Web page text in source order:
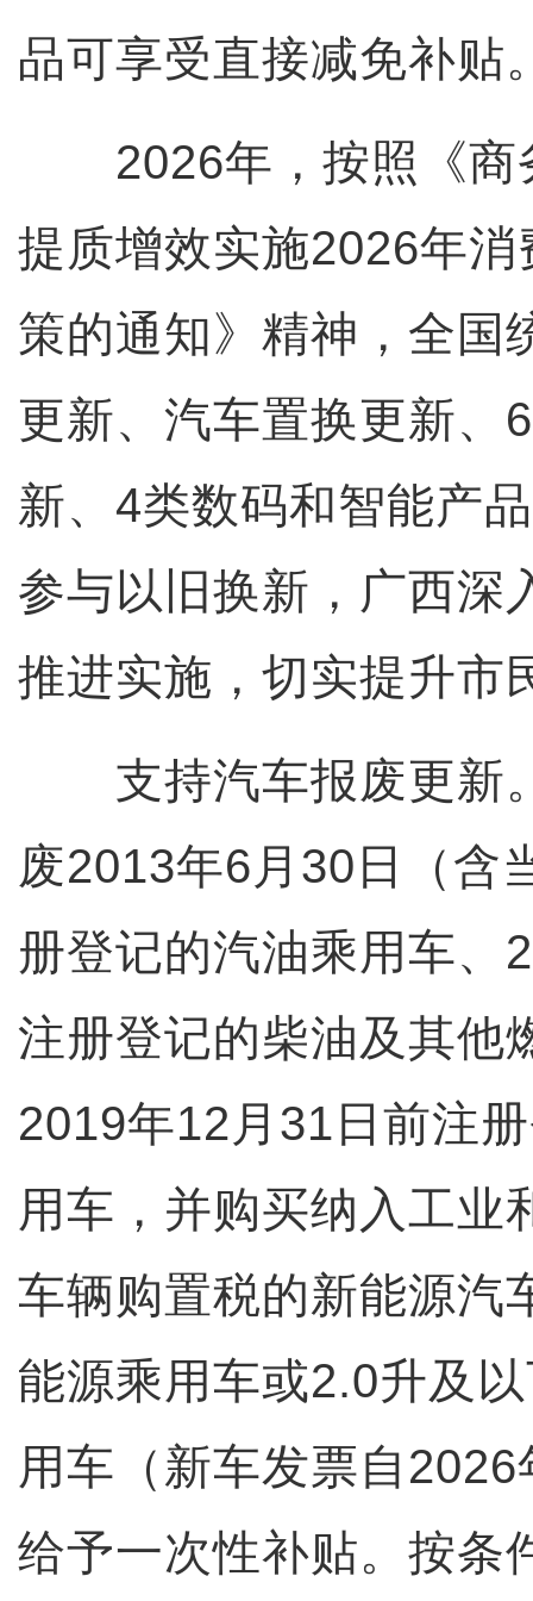
品可享受直接减免补贴
2026年，按照《商
提质增效实施2026年
策的通知》精神，全国
更新、汽车置换更新、
新、4类数码和智能产
参与以旧换新，广西深
推进实施，切实提升市
支持汽车报废更新
废2013年6月30日（含
册登记的汽油乘用车、
注册登记的柴油及其他
2019年12月31日前注
用车，并购买纳入工业
车辆购置税的新能源汽
能源乘用车或2.0升及
用车（新车发票自
给予一次性补贴。按条